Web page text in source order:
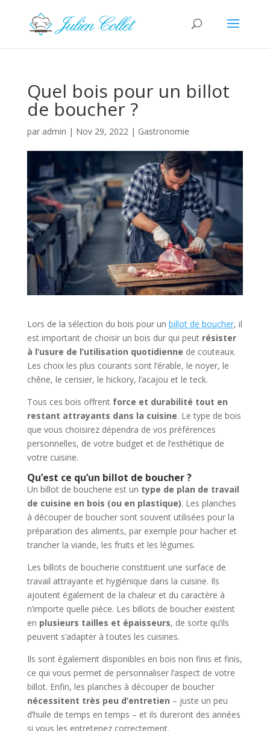
Quel bois pour un billot
de boucher ?
par admin | Nov 29, 2022| Gastronomie
Lors de la sélection du bois pour un billot de boucher, il
est important de choisir un bois dur qui peut résister
à l’usure de l’utilisation quotidienne de couteaux.
Les choix les plus courants sont l’érable, le noyer, le
chêne, le cerisier, le hickory, l’acajou et le teck.
Tous ces bois offrentforce et durabilité tout en
restant attrayants dans la cuisine. Le type de bois
que vous choisirez dépendra de vos préférences
personnelles, de votre budget et de l’esthétique de
votre cuisine.
Qu’est ce qu’un billot de boucher ?
Un billot de boucherie est un type de plan de travail
de cuisine en bois (ou en plastique). Les planches
à découper de boucher sont souvent utilisées pour la
préparation des aliments, par exemple pour hacher et
trancher la viande, les fruits et les légumes.
Les billots de boucherie constituent une surface de
travail attrayante et hygiénique dans la cuisine. Ils
ajoutent également de la chaleur et du caractère à
n’importe quelle pièce. Les billots de boucher existent
en plusieurs tailles et épaisseurs, de sorte qu’ils
peuvent s’adapter à toutes les cuisines.
Ils sont également disponibles en bois non finis et finis,
ce qui vous permet de personnaliser l’aspect de votre
billot. Enfin, les planches à découper de boucher
nécessitent très peu d’entretien – juste un peu
d’huile de temps en temps – et ils dureront des années
si vous les entretenez correctement.